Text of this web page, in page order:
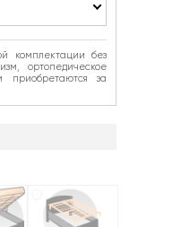
комплектации без
ортопедическое
за